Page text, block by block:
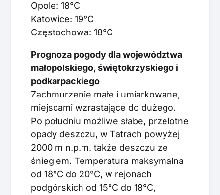
Opole: 18°C
Katowice: 19°C
Częstochowa: 18°C
Prognoza pogody dla województwa
małopolskiego, świętokrzyskiego i
podkarpackiego
Zachmurzenie małe i umiarkowane,
miejscami wzrastające do dużego.
Po południu możliwe słabe, przelotne
opady deszczu, w Tatrach powyżej
2000 m n.p.m. także deszczu ze
śniegiem. Temperatura maksymalna
od 18°C do 20°C, w rejonach
podgórskich od 15°C do 18°C,